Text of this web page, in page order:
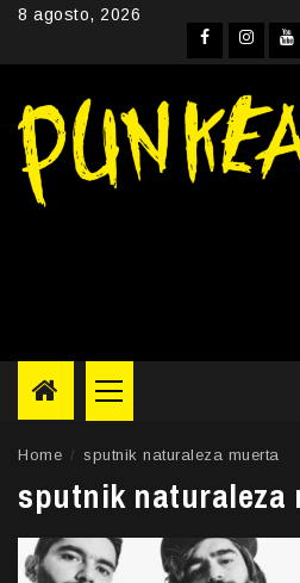
Skip8 agosto, 2026
Primary
Menu
Home sputnik naturaleza muerta
sputnik naturaleza